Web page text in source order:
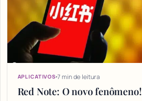
APLICATIVOS 7 min de leitura
Red Note: O novo fenômeno!